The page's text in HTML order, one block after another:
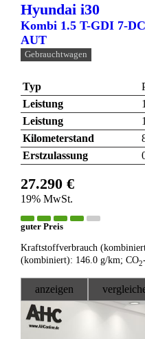
Hyundai i30
Kombi 1.5 T-GDI 7-
AUT
Gebrauchtwagen
Typ
Leistung
Leistung
Kilometerstand
Erstzulassung
27.290 €
19% MwSt.
guter Preis
Kraftstoffverbrauch
(kombiniert): 146.0 g/km; CO2
anzeigen